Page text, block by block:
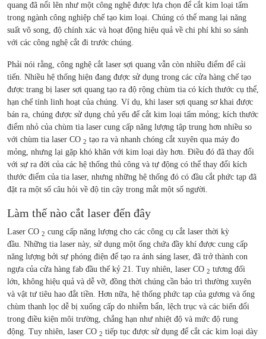
quang đã nổi lên như một công nghệ được lựa chọn để cắt kim loại tấm
trong ngành công nghiệp chế tạo kim loại. Chúng có thể mang lại năng
suất vô song, độ chính xác và hoạt động hiệu quả về chi phí khi so sánh
với các công nghệ cắt đi trước chúng.
Phải nói rằng, công nghệ cắt laser sợi quang vẫn còn nhiều điểm để cải
tiến. Nhiều hệ thống hiện đang được sử dụng trong các cửa hàng chế tạo
được trang bị laser sợi quang tạo ra độ rộng chùm tia có kích thước cụ thể,
hạn chế tính linh hoạt của chúng. Ví dụ, khi laser sợi quang sơ khai được
bán ra, chúng được sử dụng chủ yếu để cắt kim loại tấm mỏng; kích thước
điểm nhỏ của chùm tia laser cung cấp năng lượng tập trung hơn nhiều so
với chùm tia laser CO 2 tạo ra và nhanh chóng cắt xuyên qua máy đo
mỏng, nhưng lại gặp khó khăn với kim loại dày hơn. Điều đó đã thay đổi
với sự ra đời của các hệ thống thủ công và tự động có thể thay đổi kích
thước điểm của tia laser, nhưng những hệ thống đó có đầu cắt phức tạp đã
đặt ra một số câu hỏi về độ tin cậy trong mắt một số người.
Làm thế nào cắt laser đến đây
Laser CO 2 cung cấp năng lượng cho các công cụ cắt laser thời kỳ
đầu. Những tia laser này, sử dụng một ống chứa đầy khí được cung cấp
năng lượng bởi sự phóng điện để tạo ra ánh sáng laser, đã trở thành con
ngựa của cửa hàng fab đầu thế kỷ 21. Tuy nhiên, laser CO 2 tương đối
lớn, không hiệu quả và dễ vỡ, đồng thời chúng cần bảo trì thường xuyên
và vật tư tiêu hao đắt tiền. Hơn nữa, hệ thống phức tạp của gương và ống
chùm thanh lọc dễ bị xuống cấp do nhiễm bẩn, lệch trục và các biến đổi
trong điều kiện môi trường, chẳng hạn như nhiệt độ và mức độ rung
động. Tuy nhiên, laser CO 2 tiếp tục được sử dụng để cắt các kim loại dày